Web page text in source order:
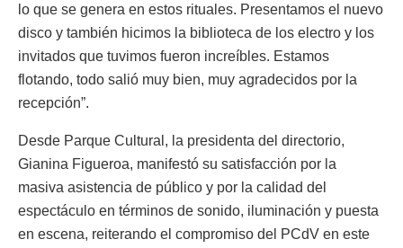
lo que se genera en estos rituales. Presentamos el nuevo
disco y también hicimos la biblioteca de los electro y los
invitados que tuvimos fueron increíbles. Estamos
flotando, todo salió muy bien, muy agradecidos por la
recepción”.
Desde Parque Cultural, la presidenta del directorio,
Gianina Figueroa, manifestó su satisfacción por la
masiva asistencia de público y por la calidad del
espectáculo en términos de sonido, iluminación y puesta
en escena, reiterando el compromiso del PCdV en este